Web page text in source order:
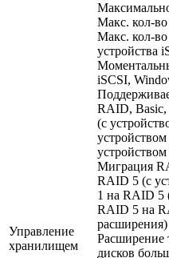
Управление
хранилищем
Макс. кол-
Макс. кол-во
устройства
iSCSI,
RAID,
(с
Миграция
RAID 5 (с
1 на RAID 5
RAID 5 на
расширения)
Расширение
дисков